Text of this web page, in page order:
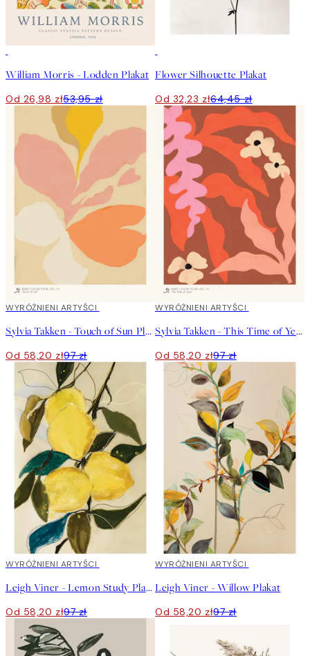
William Morris - Lodden Plakat
Od 26,98 zł53,95 zł
Flower Silhouette Plakat
Od 32,23 zł64,45 zł
40%*
WYRÓŻNIENI ARTYŚCI
Sylvia Takken - Touch of Sun Plakat
Od 58,20 zł97 zł
40%*
WYRÓŻNIENI ARTYŚCI
Sylvia Takken - This Time of Year Plakat
Od 58,20 zł97 zł
40%*
WYRÓŻNIENI ARTYŚCI
Leigh Viner - Lemon Study Plakat
Od 58,20 zł97 zł
40%*
WYRÓŻNIENI ARTYŚCI
Leigh Viner - Willow Plakat
Od 58,20 zł97 zł